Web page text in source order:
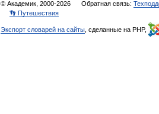
© Академик, 2000-2026 Обратная связь:
👣 Путешествия
Экспорт словарей на сайты , сделанные на PHP,